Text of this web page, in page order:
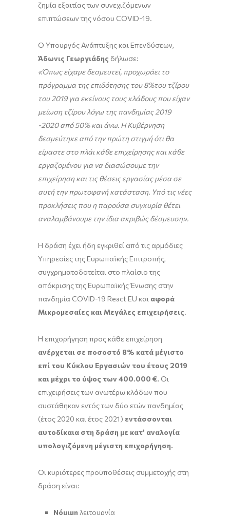
ζημία εξαιτίας των συνεχιζόμενων
επιπτώσεων της νόσου COVID-19.
O Υπουργός Ανάπτυξης και Επενδύσεων,
Άδωνις Γεωργιάδης δήλωσε:
«Όπως είχαμε δεσμευτεί, προχωράει το
πρόγραμμα της επιδότησης του 8%του τζίρου
του 2019 για εκείνους τους κλάδους που είχαν
μείωση τζίρου λόγω της πανδημίας 2019
-2020 από 50% και άνω. Η Κυβέρνηση
δεσμεύτηκε από την πρώτη στιγμή ότι θα
είμαστε στο πλάι κάθε επιχείρησης και κάθε
εργαζομένου για να διασώσουμε την
επιχείρηση και τις θέσεις εργασίας μέσα σε
αυτή την πρωτοφανή κατάσταση. Υπό τις νέες
προκλήσεις που η παρούσα συγκυρία θέτει
αναλαμβάνουμε την ίδια ακριβώς δέσμευση».
Η δράση έχει ήδη εγκριθεί από τις αρμόδιες
Υπηρεσίες της Ευρωπαϊκής Επιτροπής,
συγχρηματοδοτείται στο πλαίσιο της
απόκρισης της Ευρωπαϊκής Ένωσης στην
πανδημία COVID-19 React EU και αφορά
Μικρομεσαίες και Μεγάλες επιχειρήσεις.
Η επιχορήγηση προς κάθε επιχείρηση
ανέρχεται σε ποσοστό 8% κατά μέγιστο
επί του Κύκλου Εργασιών του έτους 2019
και μέχρι το ύψος των 400.000 €. Οι
επιχειρήσεις των ανωτέρω κλάδων που
συστάθηκαν εντός των δύο ετών πανδημίας
(έτος 2020 και έτος 2021) εντάσσονται
αυτοδίκαια στη δράση με κατ’ αναλογία
υπολογιζόμενη μέγιστη επιχορήγηση.
Οι κυριότερες προϋποθέσεις συμμετοχής στη
δράση είναι:
Νόμιμη λειτουργία